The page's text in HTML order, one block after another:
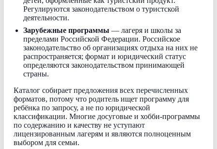
Регулируются законодательством о туристской
деятельности.
Зарубежные программы — лагеря и школы за
пределами Российской Федерации. Российское
законодательство об организациях отдыха на них не
распространяется; формат и юридический статус
определяются законодательством принимающей
страны.
Каталог собирает предложения всех перечисленных
форматов, потому что родитель ищет программу для
ребёнка по запросу, а не по юридической
классификации. Многие досуговые и хобби-программы
по содержанию и качеству не уступают
лицензированным лагерям и являются полноценным
выбором для семьи.